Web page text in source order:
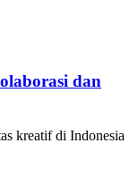
dan
kreatif di Indonesia